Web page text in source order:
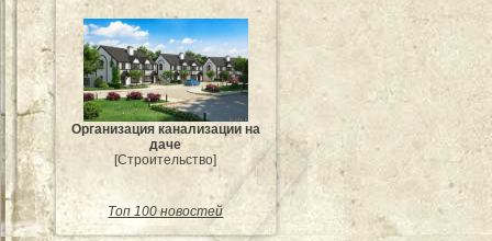
Организация канализации на
даче
[Строительство]
Топ 100 новостей